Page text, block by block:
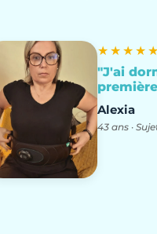
★★★★★
"J'ai
Alexia
43 ans ·